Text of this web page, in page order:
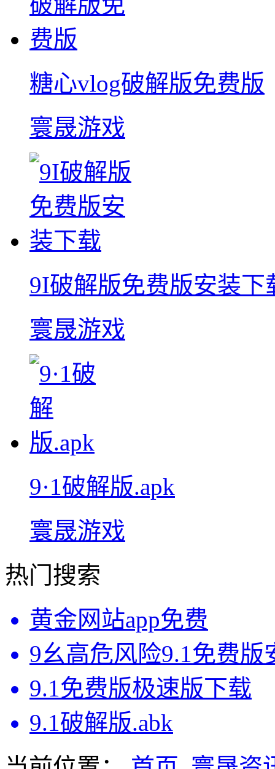
糖心vlog破解版免费版
寰晟游戏
9I破解版免费版安装下
寰晟游戏
9·1破解版.apk
寰晟游戏
热门搜索
黄金网站app免费
9幺高危风险9.1免费版
9.1免费版极速版下载
9.1破解版.abk